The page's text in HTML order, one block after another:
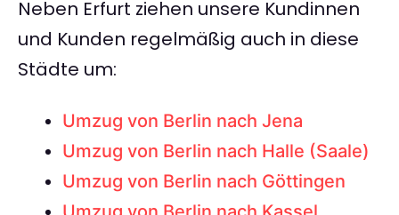
Neben Erfurt ziehen unsere Kundinnen
und Kunden regelmäßig auch in diese
Städte um:
Umzug von Berlin nach Jena
Umzug von Berlin nach Halle (Saale)
Umzug von Berlin nach Göttingen